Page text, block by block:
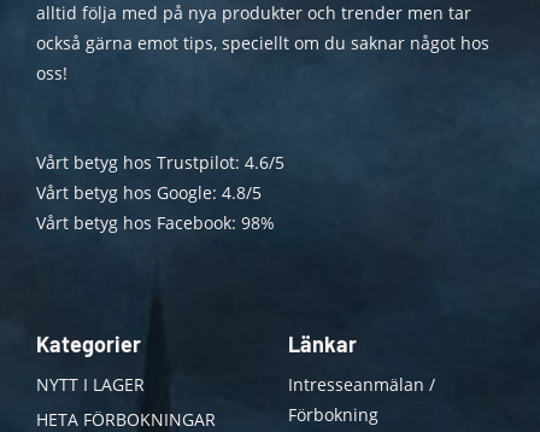
alltid följa med på nya produkter och trender men tar
också gärna emot tips, speciellt om du saknar något hos
oss!
Vårt betyg hos Trustpilot: 4.6/5
Vårt betyg hos Google: 4.8/5
Vårt betyg hos Facebook: 98%
Kategorier
NYTT I LAGER
HETA FÖRBOKNINGAR
Länkar
Intresseanmälan /
Förbokning